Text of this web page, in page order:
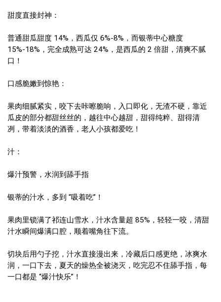
甜度直接封神：
普通甜瓜甜度 14%，西瓜仅 6%-8%，而银蒂中心糖度
15%-18%，完全成熟可达 24%，是西瓜的 2 倍甜，清爽不腻
口！
口感脆嫩到惊艳：
果肉细腻紧实，咬下去咔嚓脆响，入口即化，无渣不硬，靠近
瓜皮的部分都甜丝丝的，越往中心越甜，甜得纯粹、甜得清
冽，带着淡淡的酒香，老人小孩都爱吃！
汁：
爆汁预警，水润到舔手指
银蒂的汁水，多到 “吸着吃”！
果肉里锁满了祁连山雪水，汁水含量超 85%，轻轻一咬，清甜
汁水瞬间爆满口腔，顺着嘴角往下流。
切块后用勺子挖，汁水直接漫出来，冷藏后口感更绝，冰爽水
润，一口下去，夏天的燥热全被浇灭，吃完忍不住舔手指，每
一口都是 “爆汁快乐”！